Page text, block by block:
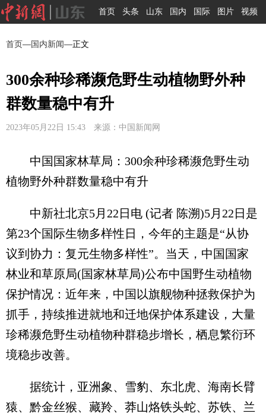
首页 头条 山东 国内 国际 图片 视频
首页— 国内新闻—正文
300余种珍稀濒危野生动植物野外种
群数量稳中有升
2023年05月22日 15:43 来源：中国新闻网
中国国家林草局：300余种珍稀濒危野生动
植物野外种群数量稳中有升
中新社北京5月22日电 (记者 陈溯)5月22日是
第23个国际生物多样性日，今年的主题是“从协
议到协力：复元生物多样性”。当天，中国国家
林业和草原局(国家林草局)公布中国野生动植物
保护情况：近年来，中国以旗舰物种拯救保护为
抓手，持续推进就地和迁地保护体系建设，大量
珍稀濒危野生动植物种群稳步增长，栖息繁衍环
境稳步改善。
据统计，亚洲象、雪豹、东北虎、海南长臂
猿、黔金丝猴、藏羚、莽山烙铁头蛇、苏铁、兰